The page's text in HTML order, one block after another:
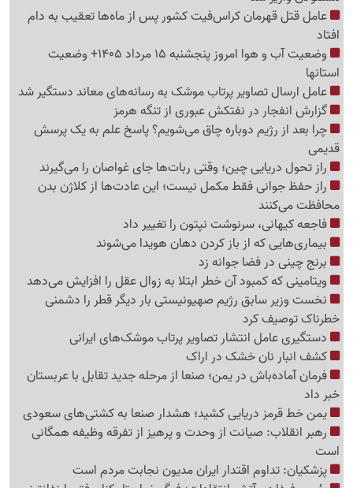
عامل قتل قهرمان کراس‌فیت کشور پس از ماه‌ها تعقیب به دام
افتاد
وضعیت آب و هوا امروز پنجشنبه 15 مرداد 1405+ وضعیت
استانها
عامل ارسال تصاویر پرتاب موشک به رسانه‌های معاند دستگیر شد
گزارش انفجار در نفتکش عبوری از تنگه هرمز
چرا بعد از رژیم دوباره چاق می‌شویم؟ پاسخ علم به یک پرسش
قدیمی
راز تحول دریایی چین؛ وقتی ربات‌ها جای غواصان را می‌گیرند
راز حفظ جوانی فقط مکمل نیست؛ این عادت‌ها از کلاژن بدن
محافظت می‌کنند
فاجعه کیهانی، سرنوشت نپتون را تغییر داد
بیماری‌هایی که از باز کردن دهان هویدا می‌شوند
برنج چینی در فضا جوانه زد
ویتامینی که کمبود آن خطر ابتلا به زوال عقل را افزایش می‌دهد
نخست وزیر سابق رژیم صهیونیستی بار دیگر قطر را دشمنی
خطرناک توصیف کرد
دستگیری عامل انتشار تصاویر پرتاب موشک‌های ایرانی
کشف انبار نان خشک در اراک
فرمان آماده‌باش در یمن؛ صنعا از مرحله جدید تقابل با عربستان
خبر داد
یمن خط قرمز دریایی کشید؛ هشدار صنعا به کشتی‌های سعودی
رهبر انقلاب: صیانت از وحدت و پرهیز از تفرقه وظیفه همگانی
است
پزشکیان: تداوم اقتدار ایران مدیون نجابت مردم است